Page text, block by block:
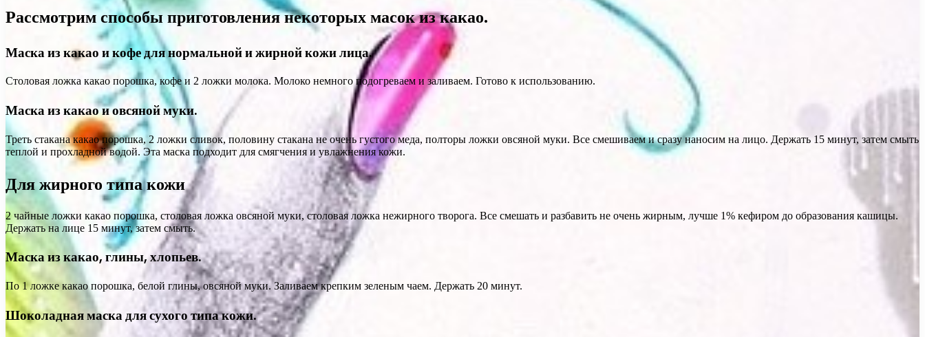
Рассмотрим способы приготовления некоторых масок из какао.
Маска из какао и кофе для нормальной и жирной кожи лица.
Столовая ложка какао порошка, кофе и 2 ложки молока. Молоко немного подогреваем и заливаем. Готово к использованию.
Маска из какао и овсяной муки.
Треть стакана какао порошка, 2 ложки сливок, половину стакана не очень густого меда, полторы ложки овсяной муки. Все смешиваем и сразу наносим на лицо. Держать 15 минут, затем смыть
теплой и прохладной водой. Эта маска подходит для смягчения и увлажнения кожи.
Для жирного типа кожи
2 чайные ложки какао порошка, столовая ложка овсяной муки, столовая ложка нежирного творога. Все смешать и разбавить не очень жирным, лучше 1% кефиром до образования кашицы.
Держать на лице 15 минут, затем смыть.
Маска из какао, глины, хлопьев.
По 1 ложке какао порошка, белой глины, овсяной муки. Заливаем крепким зеленым чаем. Держать 20 минут.
Шоколадная маска для сухого типа кожи.